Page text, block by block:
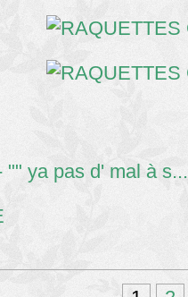
"" ya pas d' mal à s...